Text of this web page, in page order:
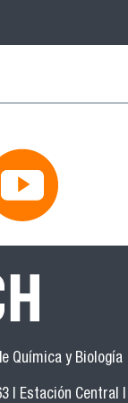
Química y Biología
| Estación Central |